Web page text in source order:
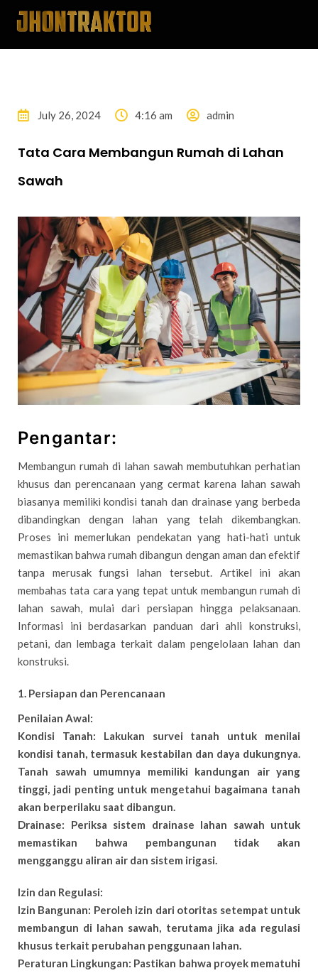
July 26, 2024 4:16 am admin
Tata Cara Membangun Rumah di Lahan
Sawah
Pengantar:
Membangun rumah di lahan sawah membutuhkan perhatian
khusus dan perencanaan yang cermat karena lahan sawah
biasanya memiliki kondisi tanah dan drainase yang berbeda
dibandingkan dengan lahan yang telah dikembangkan.
Proses ini memerlukan pendekatan yang hati-hati untuk
memastikan bahwa rumah dibangun dengan aman dan efektif
tanpa merusak fungsi lahan tersebut. Artikel ini akan
membahas tata cara yang tepat untuk membangun rumah di
lahan sawah, mulai dari persiapan hingga pelaksanaan.
Informasi ini berdasarkan panduan dari ahli konstruksi,
petani, dan lembaga terkait dalam pengelolaan lahan dan
konstruksi.
1. Persiapan dan Perencanaan
Penilaian Awal:
Kondisi Tanah: Lakukan survei tanah untuk menilai
kondisi tanah, termasuk kestabilan dan daya dukungnya.
Tanah sawah umumnya memiliki kandungan air yang
tinggi, jadi penting untuk mengetahui bagaimana tanah
akan berperilaku saat dibangun.
Drainase: Periksa sistem drainase lahan sawah untuk
memastikan bahwa pembangunan tidak akan
mengganggu aliran air dan sistem irigasi.
Izin dan Regulasi:
Izin Bangunan: Peroleh izin dari otoritas setempat untuk
membangun di lahan sawah, terutama jika ada regulasi
khusus terkait perubahan penggunaan lahan.
Peraturan Lingkungan: Pastikan bahwa proyek mematuhi